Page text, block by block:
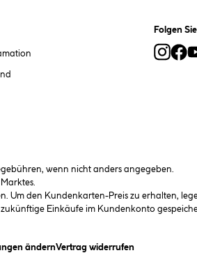
Folgen
wenn nicht anders angegeben.
den Kundenkarten-Preis zu erhalten,
Einkäufe im Kundenkonto
ändern(öffnet ein Dialogfeld)
Vertrag widerrufen